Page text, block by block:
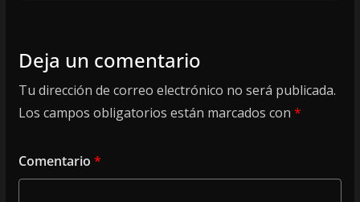
Deja un comentario
Tu dirección de correo electrónico no será publicada.
Los campos obligatorios están marcados con *
Comentario *